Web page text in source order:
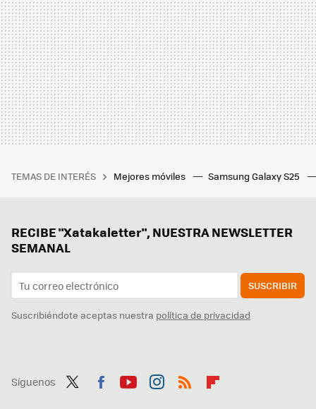
TEMAS DE INTERÉS Mejores móviles Samsung Galaxy S25
RECIBE "Xatakaletter", NUESTRA NEWSLETTER
SEMANAL
SUSCRIBIR
Suscribiéndote aceptas nuestra política de privacidad
Síguenos